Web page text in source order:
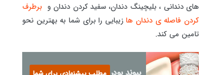
های دندانی ، بلیچینگ دندان، سفید کردن دندان و برطرف
کردن فاصله ی دندان هازیبایی را برای شما به بهترین نحو
تامین می کند.